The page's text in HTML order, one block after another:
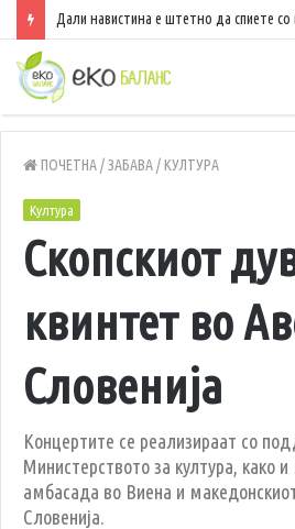
Дали навистина е штетно да спиете со
ПОЧЕТНА/ЗАБАВА/ КУЛТУРА
Култура
Скопскиот
квинтет во
Словенија
Концертите се реализираат со
Министерството за култура, како
амбасада во Виена и
Словенија.